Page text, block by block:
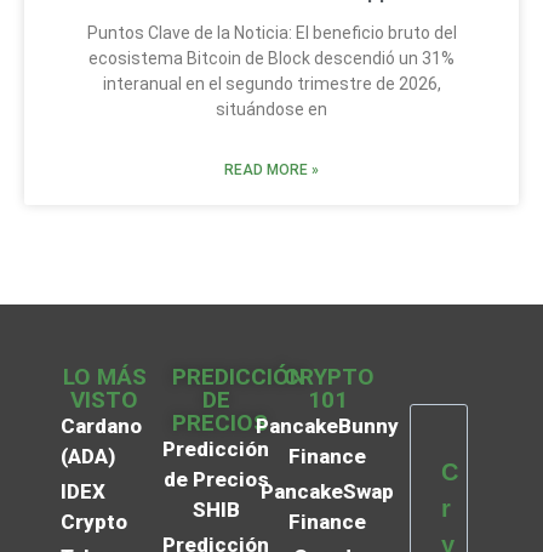
Puntos Clave de la Noticia: El beneficio bruto del
ecosistema Bitcoin de Block descendió un 31%
interanual en el segundo trimestre de 2026,
situándose en
READ MORE »
LO MÁS
VISTO
Cardano
(ADA)
IDEX
Crypto
PREDICCIÓN
DE
PRECIOS
Predicción
de Precios
SHIB
Predicción
CRYPTO
101
PancakeBunny
Finance
PancakeSwap
Finance
C
r
y